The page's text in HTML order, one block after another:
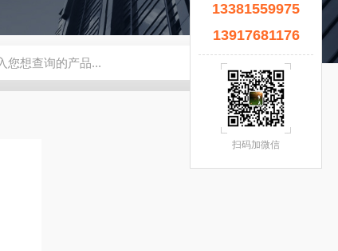
钢瓶秤 云南电子秤厂家 钢瓶电子秤 无
13381559975
13917681176
扫码加微信